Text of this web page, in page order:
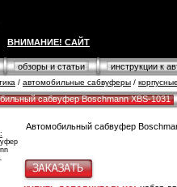
ВНИМАНИЕ! САЙТ
обзоры и статьи
инструкции к
/ автомобильные сабвуферы /
сабвуфер Boschmann XBS-1031
Автомобильный сабвуфер